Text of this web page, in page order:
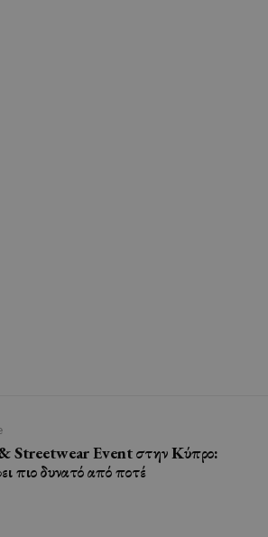
Streetwear Event στην Κύπρο:
πιο δυνατό από ποτέ